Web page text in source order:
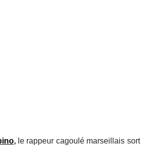
,le rappeur cagoulé marseillais sort